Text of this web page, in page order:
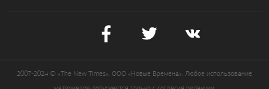
2007-2024 © «The New Times». ООО «Новые Времена». Любое использование